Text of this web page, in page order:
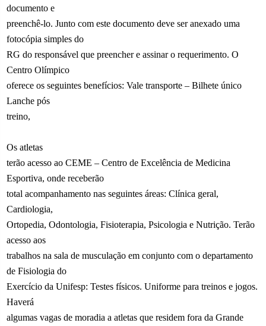
documento e
preenchê-lo. Junto com este documento deve ser anexado uma
fotocópia simples do
RG do responsável que preencher e assinar o requerimento. O
Centro Olímpico
oferece os seguintes benefícios: Vale transporte – Bilhete único
Lanche pós
treino,
Os atletas
terão acesso ao CEME – Centro de Excelência de Medicina
Esportiva, onde receberão
total acompanhamento nas seguintes áreas: Clínica geral,
Cardiologia,
Ortopedia, Odontologia, Fisioterapia, Psicologia e Nutrição. Terão
acesso aos
trabalhos na sala de musculação em conjunto com o departamento
de Fisiologia do
Exercício da Unifesp: Testes físicos. Uniforme para treinos e jogos.
Haverá
algumas vagas de moradia a atletas que residem fora da Grande